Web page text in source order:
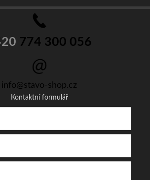
774 300 056
info@stavo-shop.cz
Kontaktní formulář